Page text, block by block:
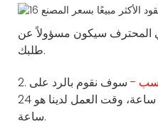
المحترف سيكون مسؤولاً عن
طلبك.
2.
- سوف نقوم بالرد على
استفسارك في غضون 12 ساعة، وقت العمل لدينا هو 24
ساعة.